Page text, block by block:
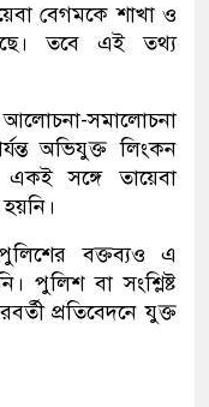
বেগমকে শাখা ও
তবে এই তথ্য
আলোচনা-সমালোচনা
অভিযুক্ত লিংকন
সঙ্গে তায়েবা
বক্তব্যও এ
পুলিশ বা সংশ্লিষ্ট
প্রতিবেদনে যুক্ত